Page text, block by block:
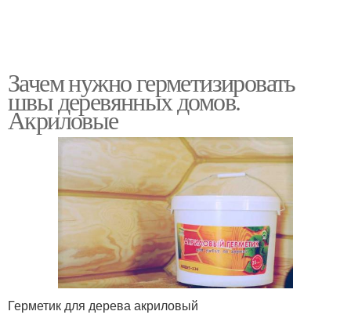
Зачем нужно герметизировать
швы деревянных домов.
Акриловые
Герметик для дерева акриловый